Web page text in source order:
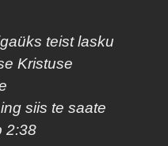
teist lasku
Kristuse
siis te saate
2:38